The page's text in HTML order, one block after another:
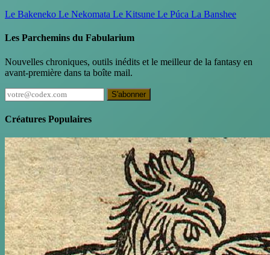
Le Bakeneko Le Nekomata Le Kitsune Le Púca La Banshee
Les Parchemins du Fabularium
Nouvelles chroniques, outils inédits et le meilleur de la fantasy en
avant-première dans ta boîte mail.
S'abonner
Créatures Populaires